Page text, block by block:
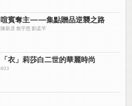
喧賓奪主——集點贈品逆襲之路
陳新丞 詹宇恩 劉孟芊
「衣」莉莎白二世的華麗時尚
803